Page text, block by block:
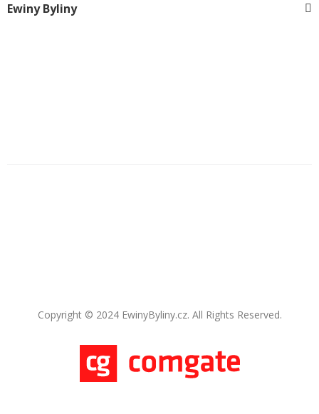
Ewiny Byliny
Copyright © 2024 EwinyByliny.cz. All Rights Reserved.